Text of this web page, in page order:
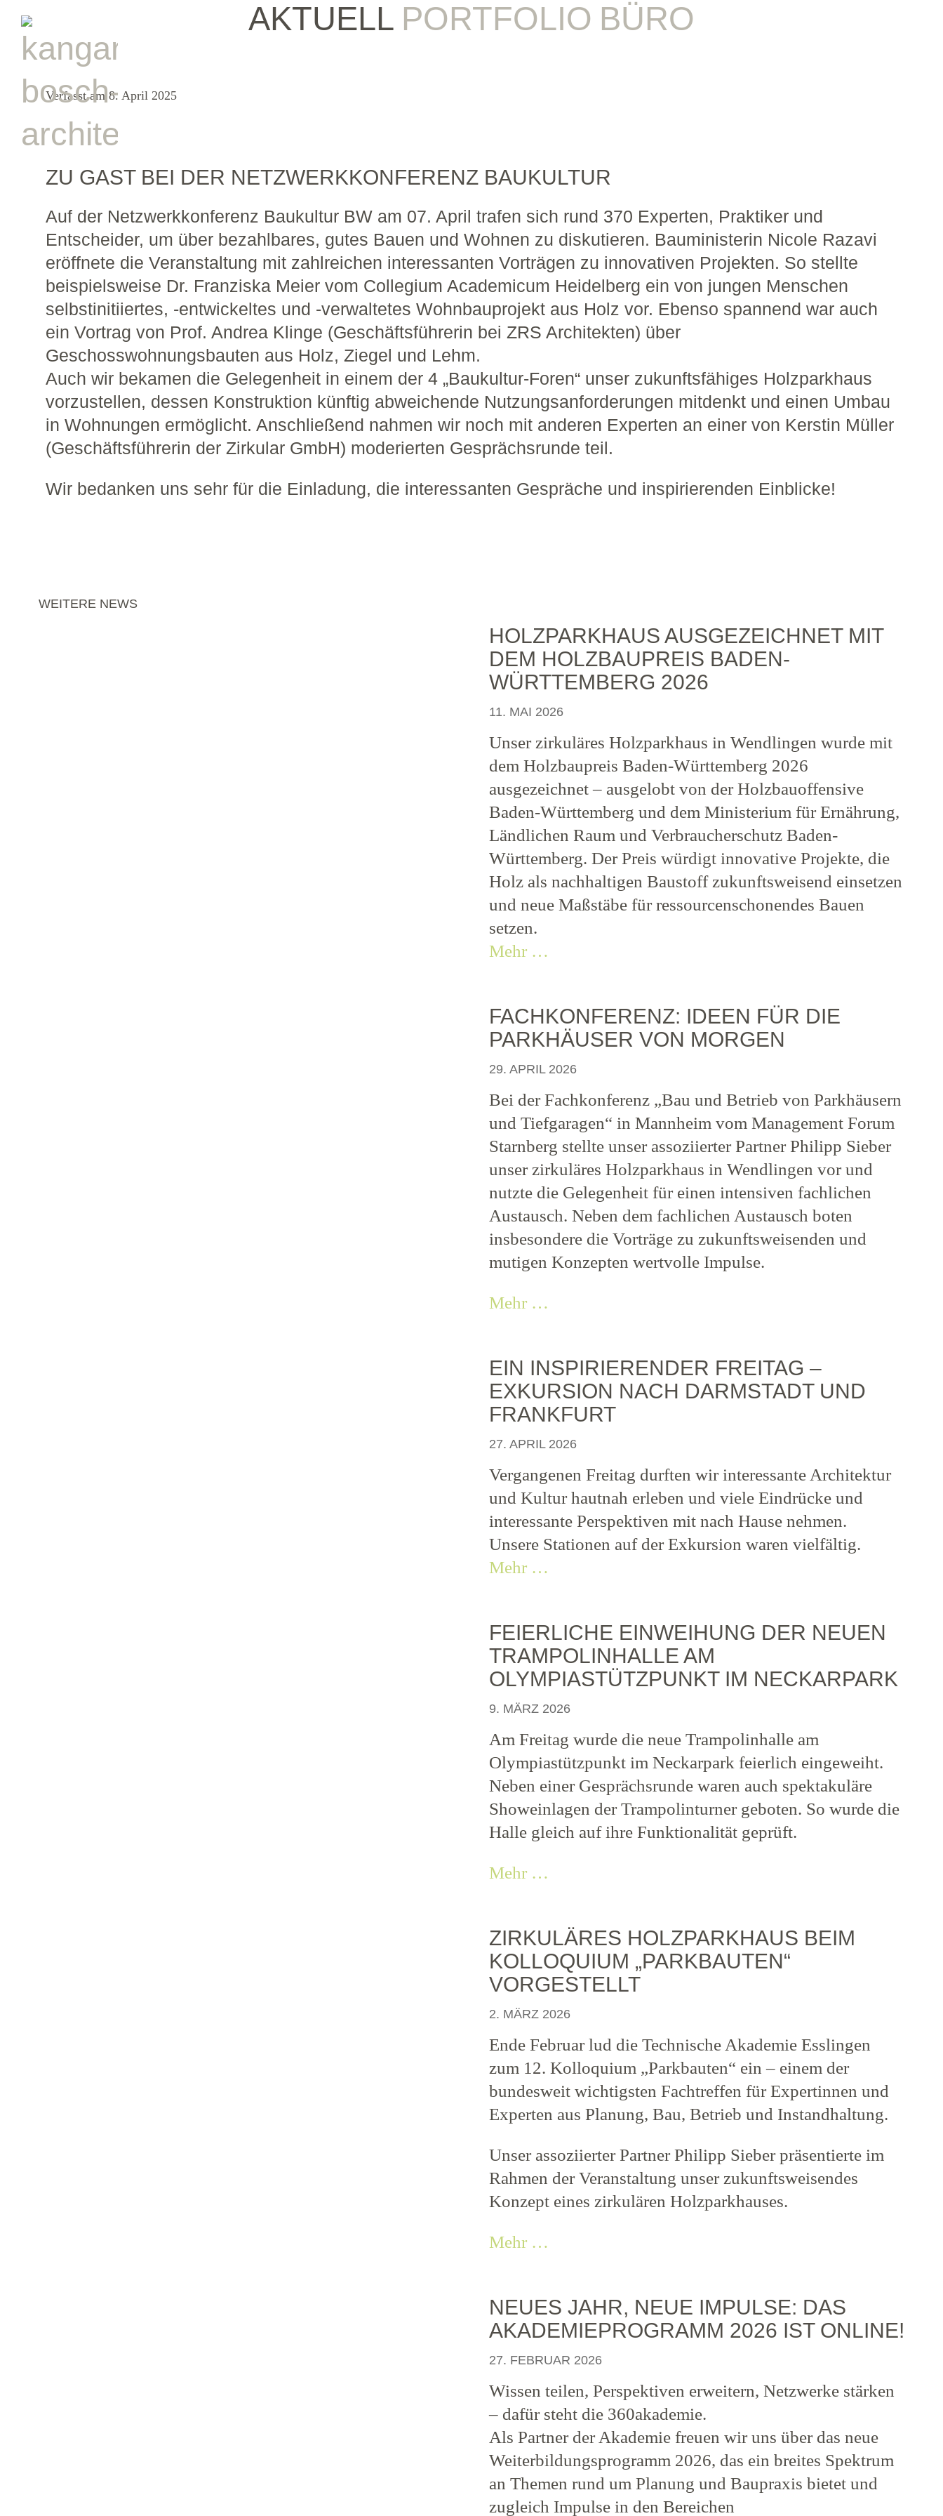
AKTUELL PORTFOLIO BÜRO
Verfasst am 8. April 2025
ZU GAST BEI DER NETZWERKKONFERENZ BAUKULTUR
Auf der Netzwerkkonferenz Baukultur BW am 07. April trafen sich rund 370 Experten, Praktiker und
Entscheider, um über bezahlbares, gutes Bauen und Wohnen zu diskutieren. Bauministerin Nicole Razavi
eröffnete die Veranstaltung mit zahlreichen interessanten Vorträgen zu innovativen Projekten. So stellte
beispielsweise Dr. Franziska Meier vom Collegium Academicum Heidelberg ein von jungen Menschen
selbstinitiiertes, -entwickeltes und -verwaltetes Wohnbauprojekt aus Holz vor. Ebenso spannend war auch
ein Vortrag von Prof. Andrea Klinge (Geschäftsführerin bei ZRS Architekten) über
Geschosswohnungsbauten aus Holz, Ziegel und Lehm.
Auch wir bekamen die Gelegenheit in einem der 4 „Baukultur-Foren“ unser zukunftsfähiges Holzparkhaus
vorzustellen, dessen Konstruktion künftig abweichende Nutzungsanforderungen mitdenkt und einen Umbau
in Wohnungen ermöglicht. Anschließend nahmen wir noch mit anderen Experten an einer von Kerstin Müller
(Geschäftsführerin der Zirkular GmbH) moderierten Gesprächsrunde teil.
Wir bedanken uns sehr für die Einladung, die interessanten Gespräche und inspirierenden Einblicke!
WEITERE NEWS
HOLZPARKHAUS AUSGEZEICHNET MIT
DEM HOLZBAUPREIS BADEN-
WÜRTTEMBERG 2026
11. MAI 2026
Unser zirkuläres Holzparkhaus in Wendlingen wurde mit
dem Holzbaupreis Baden-Württemberg 2026
ausgezeichnet – ausgelobt von der Holzbauoffensive
Baden-Württemberg und dem Ministerium für Ernährung,
Ländlichen Raum und Verbraucherschutz Baden-
Württemberg. Der Preis würdigt innovative Projekte, die
Holz als nachhaltigen Baustoff zukunftsweisend einsetzen
und neue Maßstäbe für ressourcenschonendes Bauen
setzen.
Mehr …
FACHKONFERENZ: IDEEN FÜR DIE
PARKHÄUSER VON MORGEN
29. APRIL 2026
Bei der Fachkonferenz „Bau und Betrieb von Parkhäusern
und Tiefgaragen“ in Mannheim vom Management Forum
Starnberg stellte unser assoziierter Partner Philipp Sieber
unser zirkuläres Holzparkhaus in Wendlingen vor und
nutzte die Gelegenheit für einen intensiven fachlichen
Austausch. Neben dem fachlichen Austausch boten
insbesondere die Vorträge zu zukunftsweisenden und
mutigen Konzepten wertvolle Impulse.
Mehr …
EIN INSPIRIERENDER FREITAG –
EXKURSION NACH DARMSTADT UND
FRANKFURT
27. APRIL 2026
Vergangenen Freitag durften wir interessante Architektur
und Kultur hautnah erleben und viele Eindrücke und
interessante Perspektiven mit nach Hause nehmen.
Unsere Stationen auf der Exkursion waren vielfältig.
Mehr …
FEIERLICHE EINWEIHUNG DER NEUEN
TRAMPOLINHALLE AM
OLYMPIASTÜTZPUNKT IM NECKARPARK
9. MÄRZ 2026
Am Freitag wurde die neue Trampolinhalle am
Olympiastützpunkt im Neckarpark feierlich eingeweiht.
Neben einer Gesprächsrunde waren auch spektakuläre
Showeinlagen der Trampolinturner geboten. So wurde die
Halle gleich auf ihre Funktionalität geprüft.
Mehr …
ZIRKULÄRES HOLZPARKHAUS BEIM
KOLLOQUIUM „PARKBAUTEN“
VORGESTELLT
2. MÄRZ 2026
Ende Februar lud die Technische Akademie Esslingen
zum 12. Kolloquium „Parkbauten“ ein – einem der
bundesweit wichtigsten Fachtreffen für Expertinnen und
Experten aus Planung, Bau, Betrieb und Instandhaltung.
Unser assoziierter Partner Philipp Sieber präsentierte im
Rahmen der Veranstaltung unser zukunftsweisendes
Konzept eines zirkulären Holzparkhauses.
Mehr …
NEUES JAHR, NEUE IMPULSE: DAS
AKADEMIEPROGRAMM 2026 IST ONLINE!
27. FEBRUAR 2026
Wissen teilen, Perspektiven erweitern, Netzwerke stärken
– dafür steht die 360akademie.
Als Partner der Akademie freuen wir uns über das neue
Weiterbildungsprogramm 2026, das ein breites Spektrum
an Themen rund um Planung und Baupraxis bietet und
zugleich Impulse in den Bereichen